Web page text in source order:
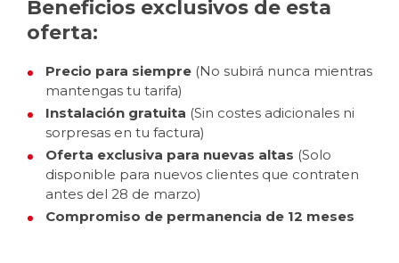
Beneficios exclusivos de esta
oferta:
Precio para siempre (No subirá nunca mientras
mantengas tu tarifa)
Instalación gratuita (Sin costes adicionales ni
sorpresas en tu factura)
Oferta exclusiva para nuevas altas (Solo
disponible para nuevos clientes que contraten
antes del 28 de marzo)
Compromiso de permanencia de 12 meses